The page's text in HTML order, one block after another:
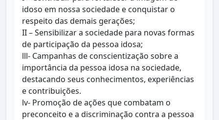
idoso em nossa sociedade e conquistar o
respeito das demais gerações;
II – Sensibilizar a sociedade para novas formas
de participação da pessoa idosa;
lll- Campanhas de conscientização sobre a
importância da pessoa idosa na sociedade,
destacando seus conhecimentos, experiências
e contribuições.
lv- Promoção de ações que combatam o
preconceito e a discriminação contra a pessoa